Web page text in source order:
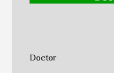
Doctor